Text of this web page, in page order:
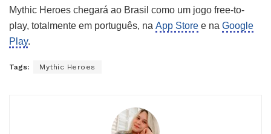
Mythic Heroes chegará ao Brasil como um jogo free-to-
play, totalmente em português, na App Store e na Google
Play.
Tags: Mythic Heroes